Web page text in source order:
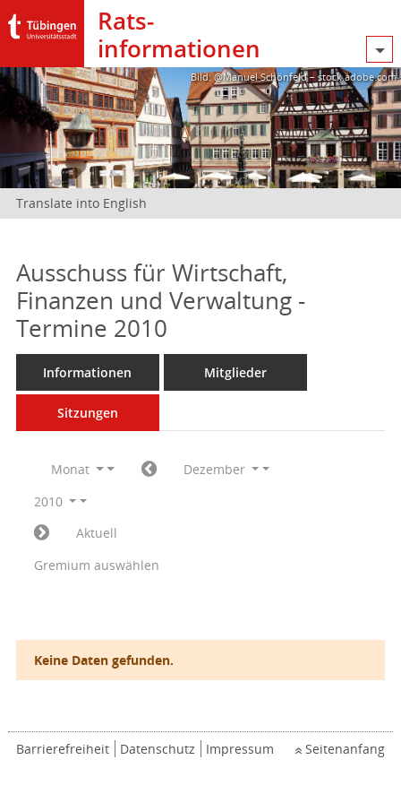
Rats­
informationen
Bild: @Manuel Schönfeld – stock.adobe.com
Translate into English
Ausschuss für Wirtschaft,
Finanzen und Verwaltung -
Termine 2010
Informationen Mitglieder
Sitzungen
Monat
Dezember
2010
Aktuell
Gremium auswählen
Keine Daten gefunden.
Barrierefreiheit Datenschutz Impressum Seitenanfang